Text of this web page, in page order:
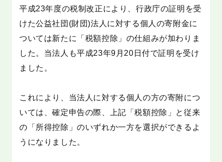
平成23年度の税制改正により、行政庁の証明を受
けた公益社団(財団)法人に対する個人の寄附金に
ついては新たに「税額控除」の仕組みが加わりま
した。当法人も平成23年9月20日付で証明を受け
ました。
これにより、当法人に対する個人の方の寄附につ
いては、確定申告の際、上記「税額控除」と従来
の「所得控除」のいずれか一方を選択ができるよ
うになりました。